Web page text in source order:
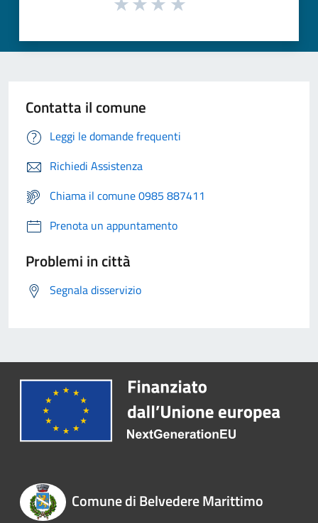
Contatta il comune
Leggi le domande frequenti
Richiedi Assistenza
Chiama il comune 0985 887411
Prenota un appuntamento
Problemi in città
Segnala disservizio
Comune di Belvedere Marittimo